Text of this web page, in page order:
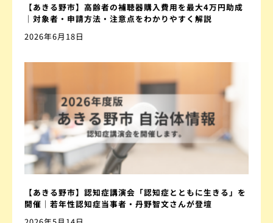
【あきる野市】高齢者の補聴器購入費用を最大4万円助成
｜対象者・申請方法・注意点をわかりやすく解説
2026年6月18日
【あきる野市】認知症講演会「認知症とともに生きる」を
開催｜若年性認知症当事者・丹野智文さんが登壇